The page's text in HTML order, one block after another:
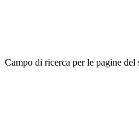
Campo di ricerca per le pagine del